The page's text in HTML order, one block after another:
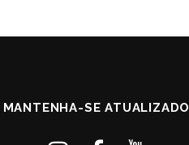
MANTENHA-SE ATUALIZADO